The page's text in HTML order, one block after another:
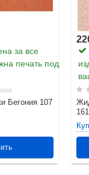
разбавления по
чистые, от
можете
за все
печать под
Бегония 107